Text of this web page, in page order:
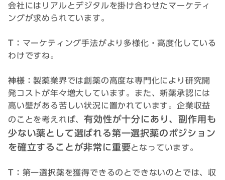
会社にはリアルとデジタルを掛け合わせたマーケティ
ングが求められています。
T： マーケティング手法がより多様化・高度化している
わけですね。
神様：製薬業界では創薬の高度な専門化により研究開
発コストが年々増大しています。また、新薬承認には
高い壁がある苦しい状況に置かれています。企業収益
のことを考えれば、有効性が十分にあり、副作用も
少ない薬として選ばれる第一選択薬のポジション
を確立することが非常に重要となっています。
T： 第一選択薬を獲得できるのとできないのとでは、収